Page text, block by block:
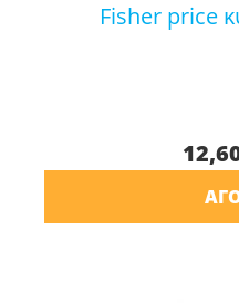
fisher price